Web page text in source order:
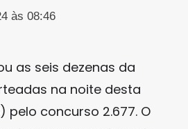
às 08:46
as seis dezenas da
na noite desta
pelo concurso 2.677. O